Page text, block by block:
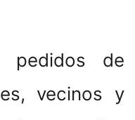
pedidos de
vecinos y